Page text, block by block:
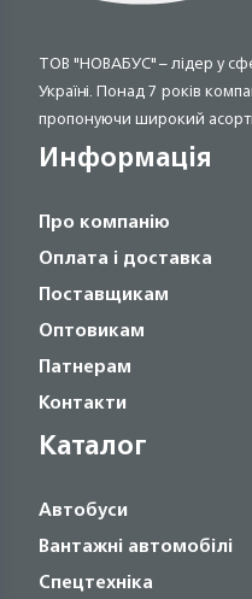
ТОВ "НОВАБУС" – лідер у
Україні. Понад 7 років
пропонуючи широкий
Информація
Про компанію
Оплата і доставка
Поставщикам
Оптовикам
Патнерам
Контакти
Каталог
Автобуси
Вантажні автомобілі
Спецтехніка